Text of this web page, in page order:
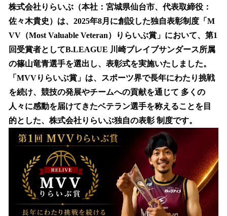
！
数
を
読
み
込
み
中
で
す
株式会社りらいぶ（本社：宮城県仙台市、代表取締役：
佐々⽊貴史）は、2025年8⽉に創設した独⾃表彰制度「M
VV（Most Valuable Veteran）りらいぶ賞」において、第1
回受賞者としてB.LEAGUE 川崎ブレイブサンダース所属
の篠⼭⻯⻘選⼿を選出し、表彰式を実施いたしました。
「MVVりらいぶ賞」は、スポーツ界で⻑年にわたり挑戦
を続け、競技の発展やチームへの貢献を通じて 多くの
⼈々に感動を届けてきたベテラン選⼿を称えることを⽬
的とした、株式会社りらいぶ独⾃の表彰 制度です。